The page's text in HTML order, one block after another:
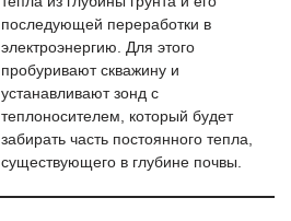
последующей переработки в
электроэнергию. Для этого
пробуривают скважину и
устанавливают зонд с
теплоносителем, который будет
забирать часть постоянного тепла,
существующего в глубине почвы.